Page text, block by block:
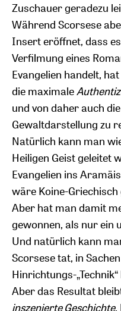
Zuschauer geradezu
Während Scorsese
Insert eröffnet, dass
Verfilmung eines
Evangelien handelt,
die maximale
und von daher auch
Gewaltdarstellung zu
Natürlich kann man
Heiligen Geist geleitet
Evangelien ins
wäre Koine-
Aber hat man damit
gewonnen, als nur ein
Und natürlich kann
Scorsese tat, in
Hinrichtungs-
Aber das Resultat
inszenierte Geschichte.